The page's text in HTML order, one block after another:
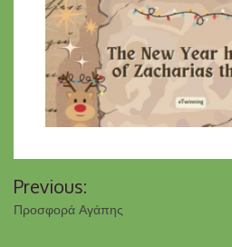
Previous:
Προσφορά Αγάπης